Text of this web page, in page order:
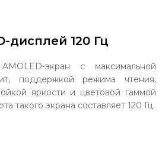
дисплей 120 Гц
экран с максимальной
поддержкой режима чтения,
яркости и цветовой гаммой
такого экрана составляет 120 Гц.